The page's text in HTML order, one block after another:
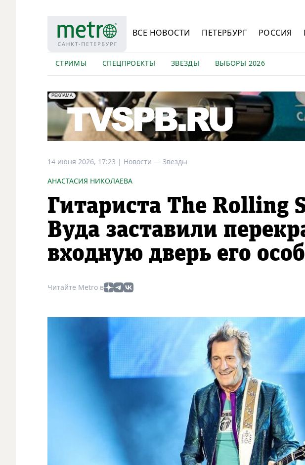
ВСЕ НОВОСТИ ПЕТЕРБУРГ РОССИЯ
СТРИМЫ СПЕЦПРОЕКТЫ ЗВЕЗДЫ ВЫБОРЫ 2026
erid: LdtCK5Efv
РЕКЛАМА
АО "ГАТР", ИНН: 7841320717
14 июня 2026, 17:23 | Новости — Звезды
АНАСТАСИЯ НИКОЛАЕВА
Гитариста The Rolling
Вуда заставили
входную дверь его
Читайте Metro в